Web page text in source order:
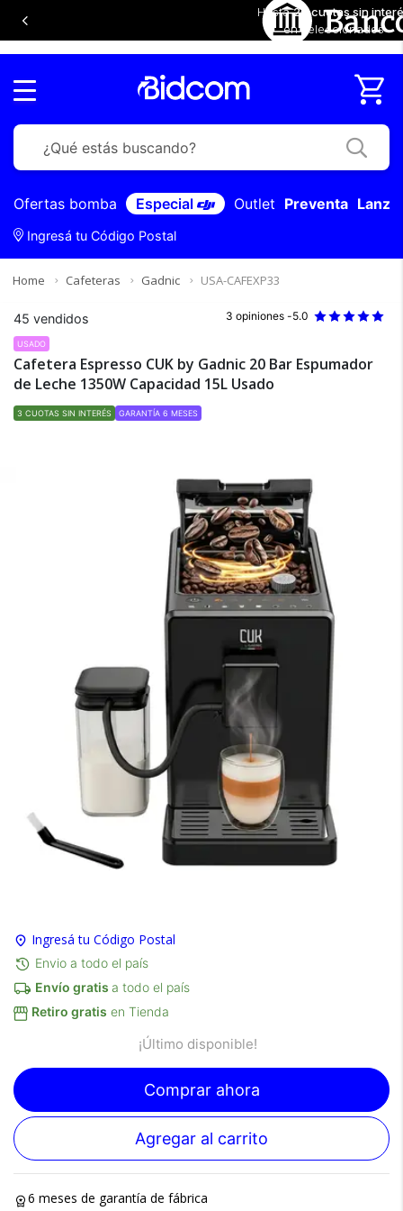
Hasta20 cuotas sin
en seleccionados
Ofertas bomba Especial Outlet Preventa
Ingresá tu Código Postal
Home Cafeteras Gadnic USA-CAFEXP33
45 vendidos 3 opiniones -5.0
USADO
Cafetera Espresso CUK by Gadnic 20 Bar Espumador
de Leche 1350W Capacidad 15L Usado
3 CUOTAS SIN INTERÉS GARANTÍA 6 MESES
Ingresá tu Código Postal
Envio a todo el país
Envío gratis a todo el país
Retiro gratis en Tienda
¡Último disponible!
Comprar ahora
Agregar al carrito
6 meses de garantía de fábrica
Producto disponible usado
Recibí el producto que esperabas o
te devolvemos tu dinero.
En Bidcom te aseguramos recibir el producto
que esperabas o te devolvemos el 100% de tu